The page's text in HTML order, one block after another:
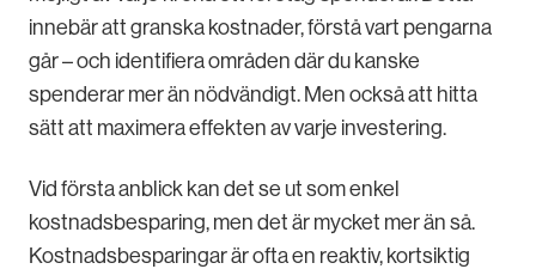
innebär att granska kostnader, förstå vart pengarna
går – och identifiera områden där du kanske
spenderar mer än nödvändigt. Men också att hitta
sätt att maximera effekten av varje investering.
Vid första anblick kan det se ut som enkel
kostnadsbesparing, men det är mycket mer än så.
Kostnadsbesparingar är ofta en reaktiv, kortsiktig